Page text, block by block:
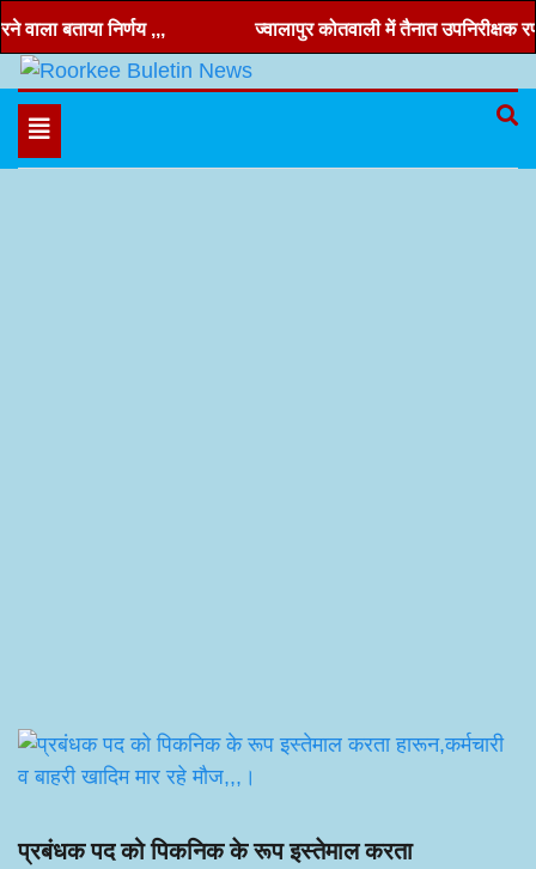
Skip
to
content
बताया निर्णय ,,, ज्वालापुर कोतवाली में तैनात उपनिरीक्षक
Roorkee Buletin News
Hindi news, roorkee news, Uttarakhand news
Toggle
navigation
प्रबंधक पद को पिकनिक के रूप इस्तेमाल करता